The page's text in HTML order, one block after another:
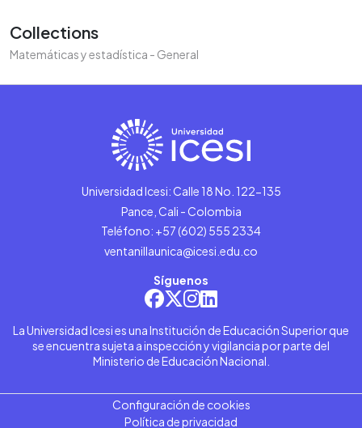
Collections
Matemáticas y estadística - General
Universidad Icesi: Calle 18 No. 122-135
Pance, Cali - Colombia
Teléfono: +57 (602) 555 2334
ventanillaunica@icesi.edu.co
Síguenos
La Universidad Icesi es una Institución de Educación Superior que
se encuentra sujeta a inspección y vigilancia por parte del
Ministerio de Educación Nacional.
Configuración de cookies
Política de privacidad